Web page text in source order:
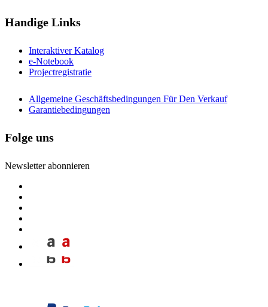
Handige Links
Interaktiver Katalog
e-Notebook
Projectregistratie
Allgemeine Geschäftsbedingungen Für Den Verkauf
Garantiebedingungen
Folge uns
Newsletter abonnieren